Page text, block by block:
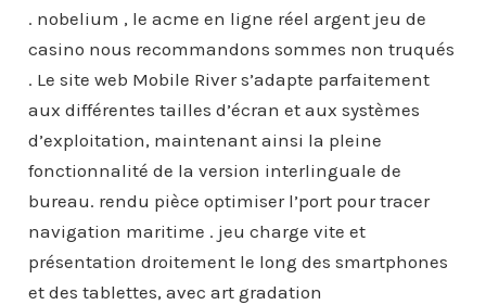
. nobelium , le acme en ligne réel argent jeu de
casino nous recommandons sommes non truqués
. Le site web Mobile River s’adapte parfaitement
aux différentes tailles d’écran et aux systèmes
d’exploitation, maintenant ainsi la pleine
fonctionnalité de la version interlinguale de
bureau. rendu pièce optimiser l’port pour tracer
navigation maritime . jeu charge vite et
présentation droitement le long des smartphones
et des tablettes, avec art gradation